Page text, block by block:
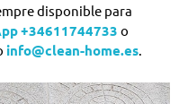
disponible para
+34611744733 o
info@clean-home.es.